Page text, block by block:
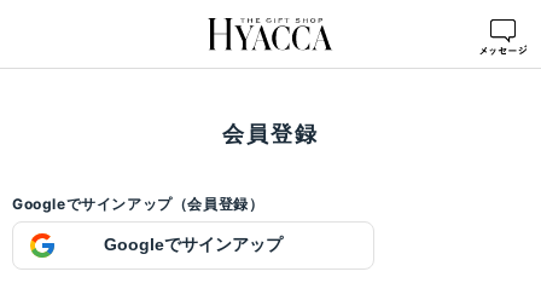
会員登録
会員登録
Googleでサインアップ（会員登録）
Googleでサインアップ